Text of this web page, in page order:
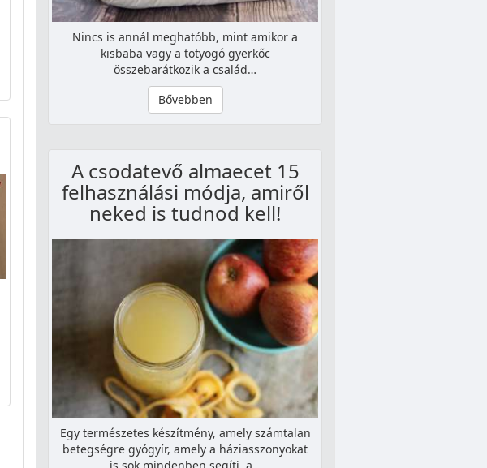
Nincs is annál meghatóbb, mint amikor a
kisbaba vagy a totyogó gyerkőc
összebarátkozik a család…
Bővebben
A csodatevő almaecet 15
felhasználási módja, amiről
neked is tudnod kell!
Egy természetes készítmény, amely számtalan
betegségre gyógyír, amely a háziasszonyokat